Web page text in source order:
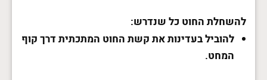
להשחלת החוט כל שנדרש:
להוביל בעדינות את קשת החוט המתכתית דרך קוף
המחט.